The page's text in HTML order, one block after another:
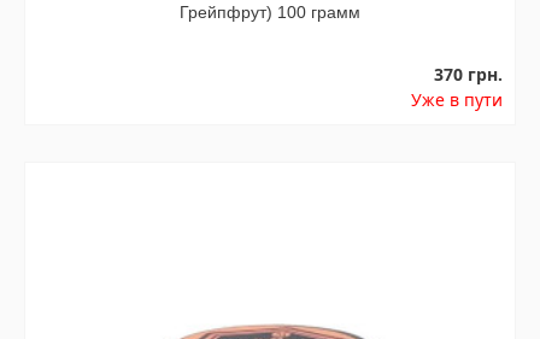
Грейпфрут) 100 грамм
370 грн.
Уже в пути